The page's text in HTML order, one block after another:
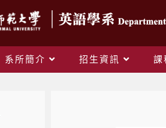
系所簡介 招生資訊 課